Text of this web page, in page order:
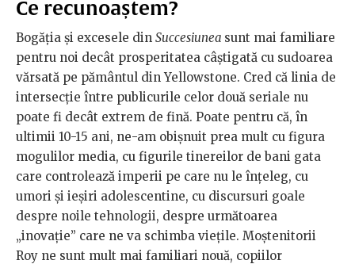
Ce recunoaștem?
Bogăția și excesele din Succesiunea sunt mai familiare
pentru noi decât prosperitatea câștigată cu sudoarea
vărsată pe pământul din Yellowstone. Cred că linia de
intersecție între publicurile celor două seriale nu
poate fi decât extrem de fină. Poate pentru că, în
ultimii 10-15 ani, ne-am obișnuit prea mult cu figura
mogulilor media, cu figurile tinereilor de bani gata
care controlează imperii pe care nu le înțeleg, cu
umori și ieșiri adolescentine, cu discursuri goale
despre noile tehnologii, despre următoarea
„inovație” care ne va schimba viețile. Moștenitorii
Roy ne sunt mult mai familiari nouă, copiilor